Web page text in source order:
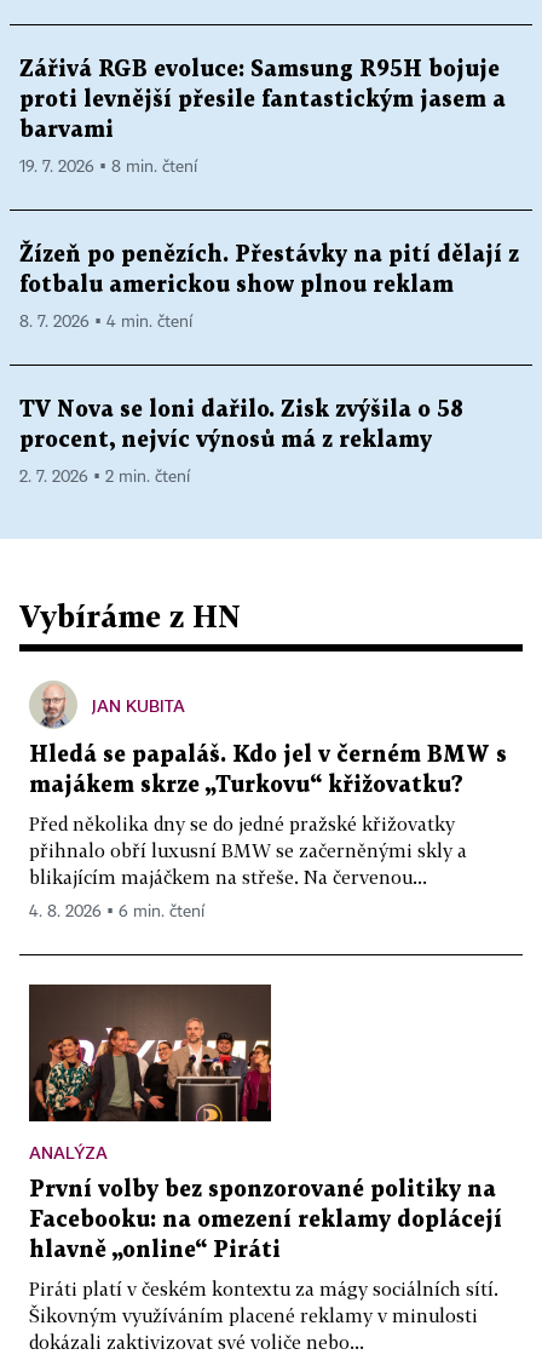
Zářivá RGB evoluce: Samsung R95H bojuje
proti levnější přesile fantastickým jasem a
barvami
19. 7. 2026 ▪ 8 min. čtení
Žízeň po penězích. Přestávky na pití dělají z
fotbalu americkou show plnou reklam
8. 7. 2026 ▪ 4 min. čtení
TV Nova se loni dařilo. Zisk zvýšila o 58
procent, nejvíc výnosů má z reklamy
2. 7. 2026 ▪ 2 min. čtení
Vybíráme z HN
JAN KUBITA
Hledá se papaláš. Kdo jel v černém BMW s
majákem skrze „Turkovu“ křižovatku?
Před několika dny se do jedné pražské křižovatky
přihnalo obří luxusní BMW se začerněnými skly a
blikajícím majáčkem na střeše. Na červenou...
4. 8. 2026 ▪ 6 min. čtení
ANALÝZA
První volby bez sponzorované politiky na
Facebooku: na omezení reklamy doplácejí
hlavně „online“ Piráti
Piráti platí v českém kontextu za mágy sociálních sítí.
Šikovným využíváním placené reklamy v minulosti
dokázali zaktivizovat své voliče nebo...